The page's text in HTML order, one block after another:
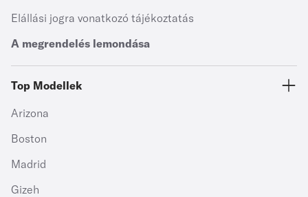
Elállási jogra vonatkozó tájékoztatás
A megrendelés lemondása
Top Modellek
Arizona
Boston
Madrid
Gizeh